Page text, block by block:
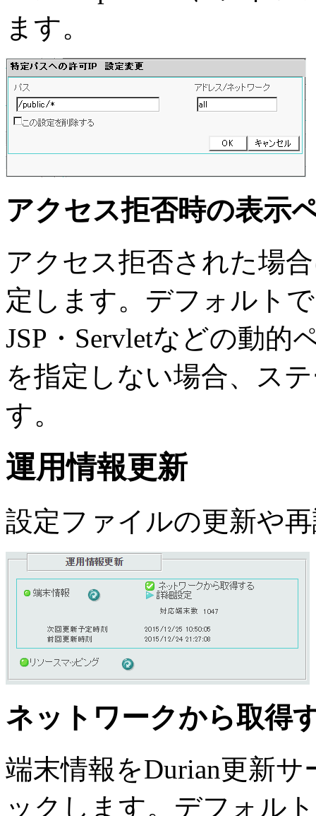
ます。
アクセス拒否時の表示
アクセス拒否された場
定します。デフォルト
JSP・Servletなどの動
を指定しない場合、ス
す。
運用情報更新
設定ファイルの更新や
ネットワークから取得
端末情報をDurian更新
ックします。デフォル